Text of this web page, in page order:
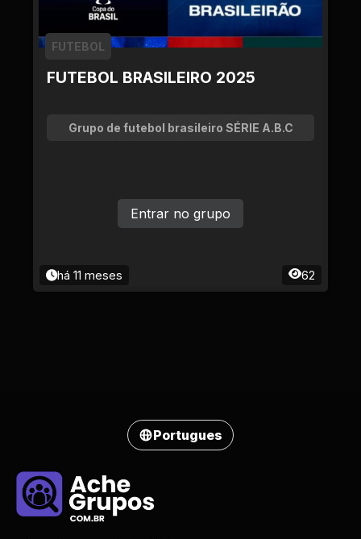
FUTEBOL BRASILEIRO 2025
FUTEBOL
Grupo de futebol brasileiro SÉRIE A.B.C
há 11 meses 62
Entrar no grupo
Portugues